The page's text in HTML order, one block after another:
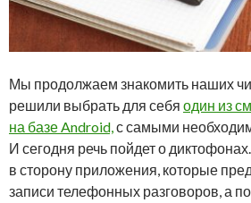
Мы продолжаем знакомить наших
решили выбрать для себя один из
на базе Android,с самыми
И сегодня речь пойдет о
в сторону приложения, которые
записи телефонных разговоров, а